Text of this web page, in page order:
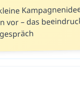
vor – das